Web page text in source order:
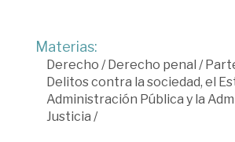
Materias:
Derecho /Derecho penal /
Delitos contra la sociedad, el
Administración Pública y la
Justicia /